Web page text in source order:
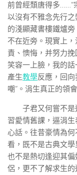
前曾經頹唐得多……”
以沒有不雅念先行之
的淺顯藏書樓鐵爐
不在近旁。現實上
責、懊悔，并努力
笑容一上臉，我的
產生教學反應，回
嘲”。涓生真正的領
子君又何嘗不
習愛情舊課，逼涓
心話。往昔豪情為
看，既不是古典文學
也不是熱切逢迎其
侶，更不了解求生的